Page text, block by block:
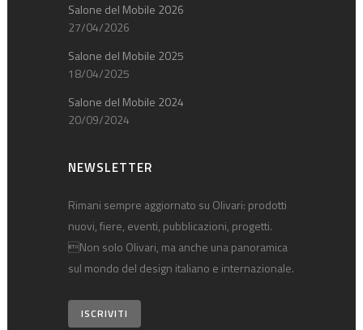
Salone del Mobile 2026
27/04/2026
Salone del Mobile 2025
18/04/2025
Salone del Mobile 2024
20/09/2024
NEWSLETTER
Rimani sempre aggiornato su Olivari: prodotti
nuovi, fiere, eventi, pubblicazioni, progetti.
Non solo Olivari, ma anche una panoramica
sul mondo del design italiano e internazionale.
ISCRIVITI